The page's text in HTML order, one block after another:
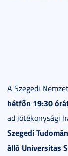
A Szegedi
hétfőn 19:30
ad jótékonysági
Szegedi
álló Universitas